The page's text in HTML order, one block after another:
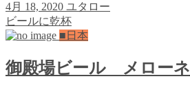
4月 18, 2020 ユタロー
ビールに乾杯
■日本
御殿場ビール メローネ